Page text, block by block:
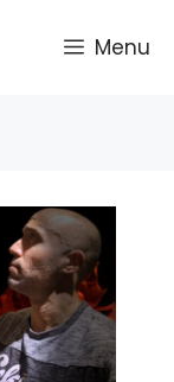
Menu